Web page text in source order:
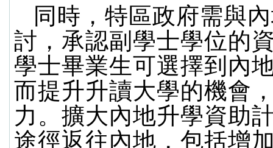
同時，特區政府需與
討，承認副學士學位的
學士畢業生可選擇到內
而提升升讀大學的機會
力。擴大內地升學資助
途徑返往內地，包括增